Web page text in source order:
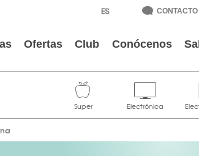
CONTACTO
Ofertas Club Conócenos